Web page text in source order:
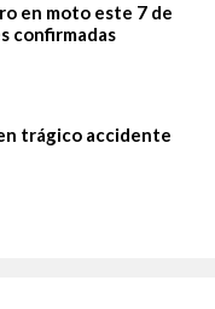
en moto este 7 de
confirmadas
trágico accidente